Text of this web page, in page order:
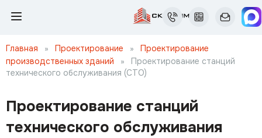
Главная » Проектирование »
Проектирование
производственных зданий
»
Проектирование станций
технического обслуживания (СТО)
Проектирование станций
технического обслуживания